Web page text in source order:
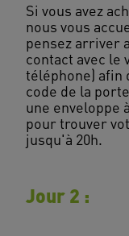
Si vous avez
nous vous
pensez arriver
contact avec le
téléphone) afin
code de la
une enveloppe
pour trouver
Jour 2 :